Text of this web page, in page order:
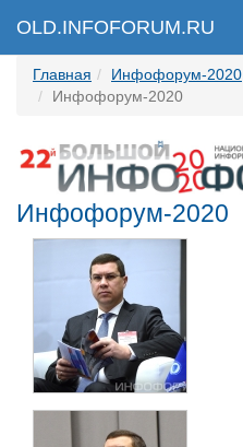
OLD.INFOFORUM.RU
Главная Инфофорум-2020
Инфофорум-2020
Инфофорум-2020